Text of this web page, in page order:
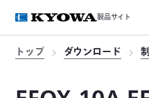
製品サイト
トップ ダウンロード